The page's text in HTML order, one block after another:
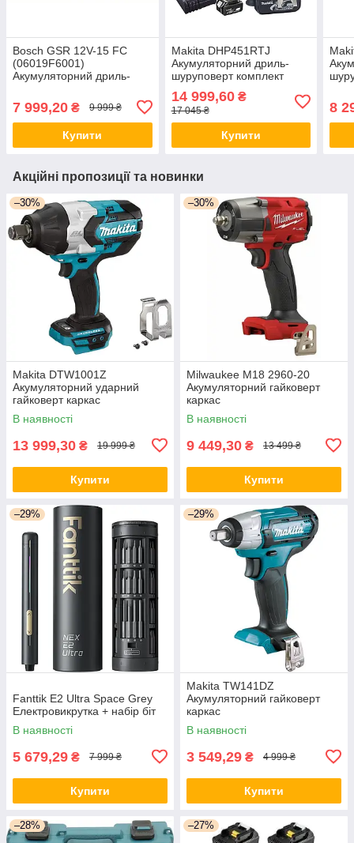
Bosch GSR 12V-15 FC
(06019F6001)
Акумуляторний дриль-
7 999,20 ₴ 9 999 ₴
Купити
Makita DHP451RTJ
Акумуляторний дриль-
шуруповерт комплект
14 999,60₴
17 045 ₴
Купити
8
Акційні пропозиції та новинки
–30%
Makita DTW1001Z
Акумуляторний ударний
гайковерт каркас
В наявності
13 999,30 ₴ 19 999 ₴
Купити
–30%
Milwaukee M18 2960-20
Акумуляторний гайковерт
каркас
В наявності
9 449,30 ₴ 13 499 ₴
Купити
–29%
Fanttik E2 Ultra Space Grey
Електровикрутка + набір біт
В наявності
5 679,29 ₴ 7 999 ₴
Купити
–29%
Makita TW141DZ
Акумуляторний гайковерт
каркас
В наявності
3 549,29 ₴ 4 999 ₴
Купити
–28% –27%